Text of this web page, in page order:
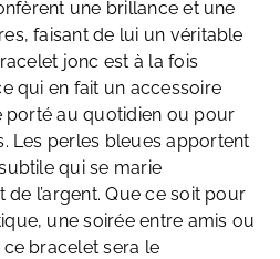
une brillance et une
faisant de lui un véritable
jonc est à la fois
qui en fait un accessoire
au quotidien ou pour
Les perles bleues apportent
qui se marie
de l’argent. Que ce soit pour
une soirée entre amis ou
bracelet sera le